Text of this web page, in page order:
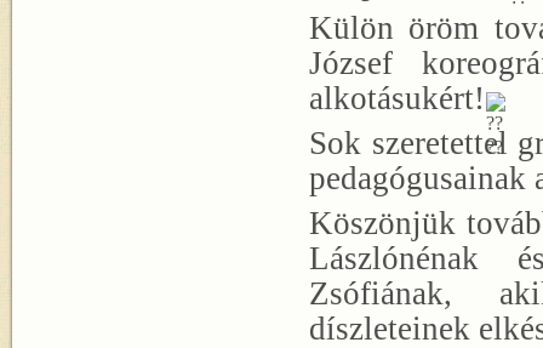
Külön öröm
József
alkotásukért!
Sok szeretettel
pedagógusainak
Köszönjük
Lászlónénak
Zsófiának,
díszleteinek